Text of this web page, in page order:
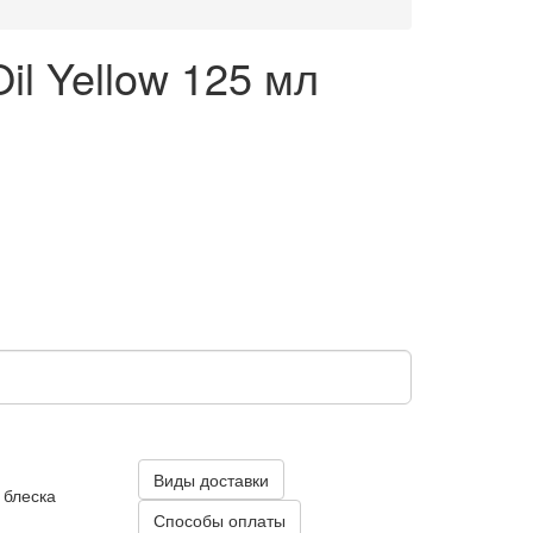
Yellow 125 мл
Виды доставки
Способы оплаты